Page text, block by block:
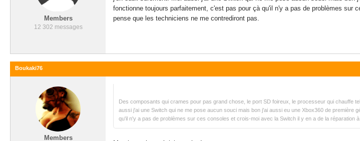
Members
12 302 messages
fonctionne toujours parfaitement, c'est pas pour çà qu'il n'y a pas de problèmes
pense que les techniciens ne me contrediront pas.
Boukaki76
Members
Des composants qui crames pour pas grand chose, le port SD foireux, le processeur qui chauffe
aussi j'ai une Switch qui ne me pose aucun souci mais bon j'ai aussi eu une Xbox360 de
qu'il n'y a pas de problèmes sur ces consoles et crois-moi avec la Switch il y en a de la réparation